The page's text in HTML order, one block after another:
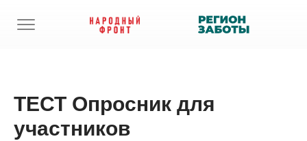
ТЕСТ Опросник для
участников